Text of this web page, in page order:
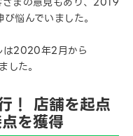
悩んでいました。
は2020年2月から
た。
！ 店舗を起点
を獲得